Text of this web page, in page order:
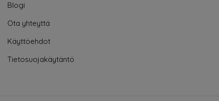
Blogi
Ota yhteyttä
Käyttöehdot
Tietosuojakäytäntö